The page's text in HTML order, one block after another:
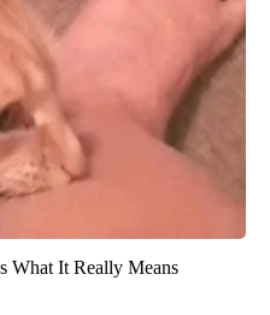
What It Really Means